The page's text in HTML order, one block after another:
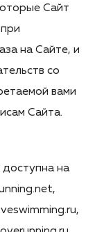
Сайт
на Сайте, и
со
вами
Сайта.
на